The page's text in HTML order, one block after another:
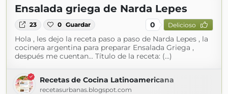
Ensalada griega de Narda Lepes
23 0 Guardar 0 Delicioso
Hola , les dejo la receta paso a paso de Narda Lepes , la
cocinera argentina para preparar Ensalada Griega ,
después me cuentan... Título de la receta: (...)
Recetas de Cocina Latinoamericana
recetasurbanas.blogspot.com